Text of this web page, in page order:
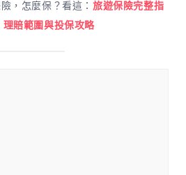
，怎麼保？看這： 旅遊保險完整指
賠範圍與投保攻略